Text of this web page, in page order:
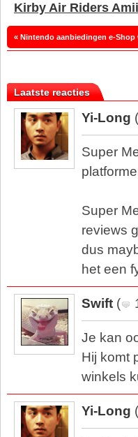
Kirby Air Riders
Laatste reacties
Yi-Long (
Super
Super
reviews
dus
het een
Swift (
Je kan
Hij komt
winkels
Yi-Long (